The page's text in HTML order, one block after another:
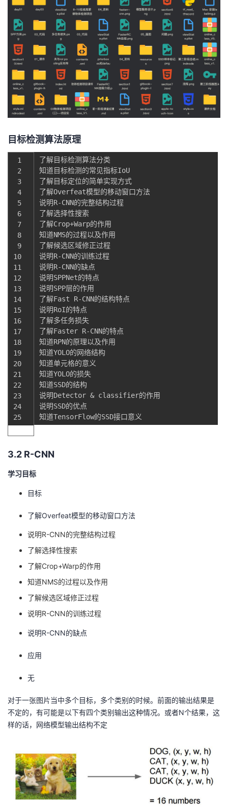
目标检测算法原理
1
2
3
4
5
6
7
8
9
10
11
12
13
14
15
16
17
18
19
20
21
22
23
24
25
了解目标检测算法分类
知道目标检测的常见指标IoU
了解目标定位的简单实现方式
了解Overfeat模型的移动窗口方法
说明R-CNN的完整结构过程
了解选择性搜索
了解Crop+Warp的作用
知道NMS的过程以及作用
了解候选区域修正过程
说明R-CNN的训练过程
说明R-CNN的缺点
说明SPPNet的特点
说明SPP层的作用
了解Fast
R-CNN的结构特点
说明RoI的特点
了解多任务损失
了解Faster R-CNN的特点
知道RPN的原理以及作用
知道YOLO的网络结构
知道单元格的意义
知道YOLO的损失
知道SSD的结构
说明Detector & classifier的作用
说明SSD的优点
知道TensorFlow的SSD接口意义
3.2 R-CNN
学习目标
目标
了解Overfeat模型的移动窗口方法
说明R-CNN的完整结构过程
了解选择性搜索
了解Crop+Warp的作用
知道NMS的过程以及作用
了解候选区域修正过程
说明R-CNN的训练过程
说明R-CNN的缺点
应用
无
对于一张图片当中多个目标，多个类别的时候。前面的输出结果是
不定的，有可能是以下有四个类别输出这种情况。或者N个结果，这
样的话，网络模型输出结构不定